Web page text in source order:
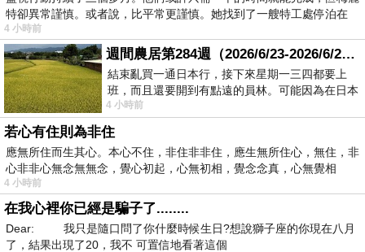
特卻異常謹慎。或者說，比平常更謹慎。她找到了一艘特工處停泊在
4 小時前
週間農居第284週（2026/6/23-2026/6/24) 夏至 金黃稻浪洋溢豐收喜悅
結束亂買一通日本行，接下來星期一三四都要上
班，而且還要開到有點遠的員林。可能因為在日本
花不少錢，星期一出門上班時，心裡沒有一
4 小時前
若心有住則為非住
應無所住而生其心。本心不住，非住非非住，應生無所住心，無住，非
心非非心無念無無念，覺心初起，心無初相，覺念念真，心無覺相
4 小時前
在我心裡你已經是騙子了........
Dear: 我只是隨口問了你什麼時候生日?想說獅子座的你現在八月
了，結果出現了20，我不 可置信地看著這個